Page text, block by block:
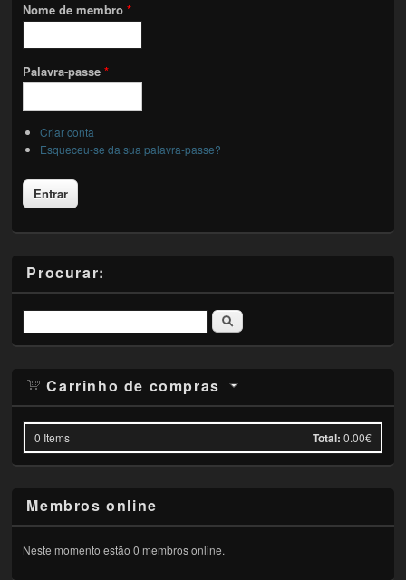
Nome de membro*
Palavra-passe*
Criar conta
Esqueceu-se da sua palavra-passe?
Procurar:
Pesquisar
Carrinho de compras
0 Items Total: 0.00€
Membros online
Neste momento estão 0 membros online.